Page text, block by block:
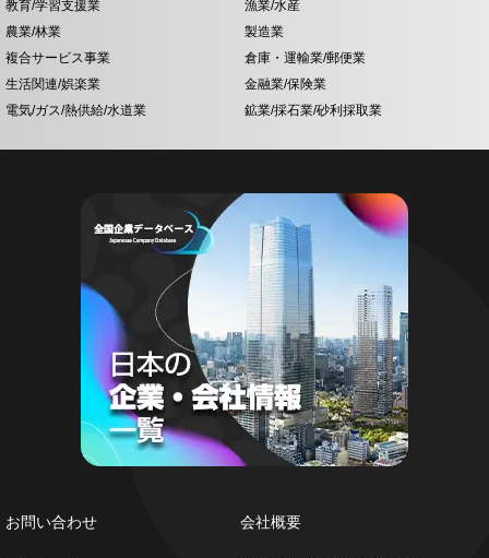
教育/学習支援業
漁業/水産
農業/林業
製造業
複合サービス事業
倉庫・運輸業/郵便業
生活関連/娯楽業
金融業/保険業
電気/ガス/熱供給/水道業
鉱業/採石業/砂利採取業
お問い合わせ 会社概要